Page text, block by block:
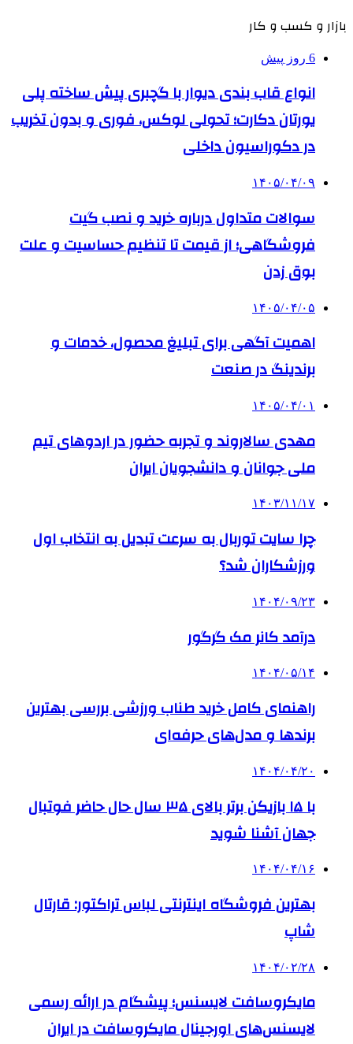
بازار و کسب و کار
6 روز پیش
انواع قاب بندی دیوار با گچبری پیش ساخته پلی
یورتان دکارت؛ تحولی لوکس، فوری و بدون تخریب
در دکوراسیون داخلی
۱۴۰۵/۰۴/۰۹
سوالات متداول درباره خرید و نصب گیت
فروشگاهی؛ از قیمت تا تنظیم حساسیت و علت
بوق زدن
۱۴۰۵/۰۴/۰۵
اهمیت آگهی برای تبلیغ محصول، خدمات و
برندینگ در صنعت
۱۴۰۵/۰۴/۰۱
مهدی سالاروند و تجربه حضور در اردوهای تیم
ملی جوانان و دانشجویان ایران
۱۴۰۳/۱۱/۱۷
چرا سایت توربال به ‌سرعت تبدیل به انتخاب اول
ورزشکاران شد؟
۱۴۰۴/۰۹/۲۳
درآمد کانر مک گرگور
۱۴۰۴/۰۵/۱۴
راهنمای کامل خرید طناب ورزشی بررسی بهترین
برندها و مدل‌های حرفه‌ای
۱۴۰۴/۰۴/۲۰
با ۱۵ بازیکن برتر بالای ۳۵ سال حال حاضر فوتبال
جهان آشنا شوید
۱۴۰۴/۰۴/۱۶
بهترین فروشگاه اینترنتی لباس تراکتور: قارتال
شاپ
۱۴۰۴/۰۲/۲۸
مایکروسافت لایسنس؛ پیشگام در ارائه رسمی
لایسنس‌های اورجینال مایکروسافت در ایران